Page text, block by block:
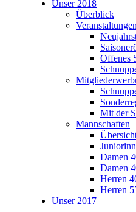
Unser 2018
Überblick
Veranstaltungen
Offenes
Mit der
Mannschaften
Damen
Damen
Herren
Herren
Unser 2017